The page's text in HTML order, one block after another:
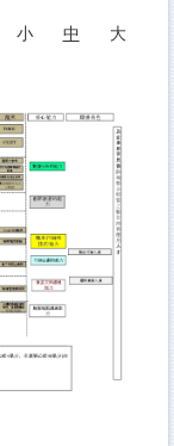
小 中 大